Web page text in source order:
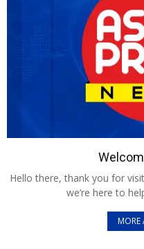
Hello there, thank you for
we’re here to
MORE